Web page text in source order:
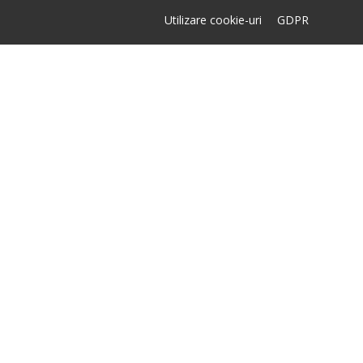
Utilizare cookie-uri GDPR